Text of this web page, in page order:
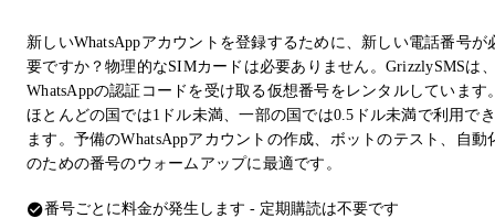
新しいWhatsAppアカウントを登録するために、新しい電話番号が
要ですか？物理的なSIMカードは必要ありません。GrizzlySMSは
WhatsAppの認証コードを受け取る仮想番号をレンタルしています
ほとんどの国では1ドル未満、一部の国では0.5ドル未満で利用でき
ます。予備のWhatsAppアカウントの作成、ボットのテスト、自動
のための番号のウォームアップに最適です。
番号ごとに料金が発生します - 定期購読は不要です